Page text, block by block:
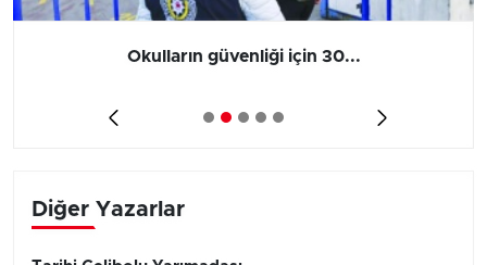
Okulların güvenliği için 30...
Diğer Yazarlar